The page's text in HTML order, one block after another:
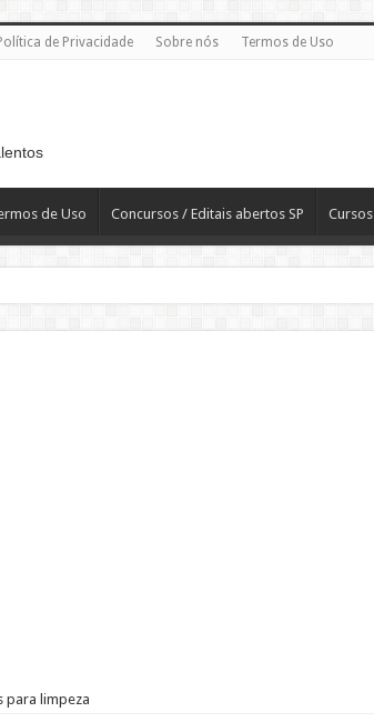
de Privacidade Sobre nós Termos de Uso
de Uso Concursos / Editais abertos SP Cursos
Salário e Benefícios
para limpeza